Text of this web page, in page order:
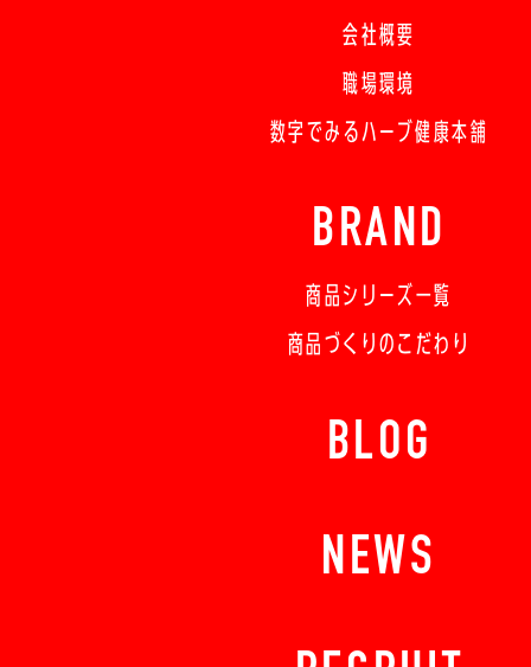
会社概要
職場環境
数字でみるハーブ健康本舗
BRAND
商品シリーズ一覧
商品づくりのこだわり
BLOG
NEWS